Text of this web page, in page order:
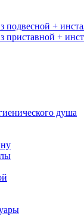
подвесной +
приставной +
душа